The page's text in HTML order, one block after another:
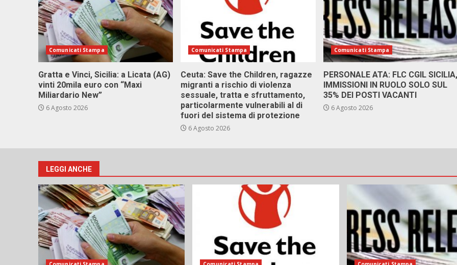
Comunicati Stampa
Gratta e Vinci, Sicilia: a Licata (AG)
vinti 20mila euro con “Maxi
Miliardario New”
6 Agosto 2026
Comunicati Stampa
Ceuta: Save the Children, ragazze
migranti a rischio di violenza
sessuale, tratta e sfruttamento,
particolarmente vulnerabili al di
fuori del sistema di protezione
6 Agosto 2026
Comunicati Stampa
PERSONALE ATA: FLC CGIL SICILIA,
IMMISSIONI IN RUOLO SOLO SUL
35% DEI POSTI VACANTI
6 Agosto 2026
LEGGI ANCHE